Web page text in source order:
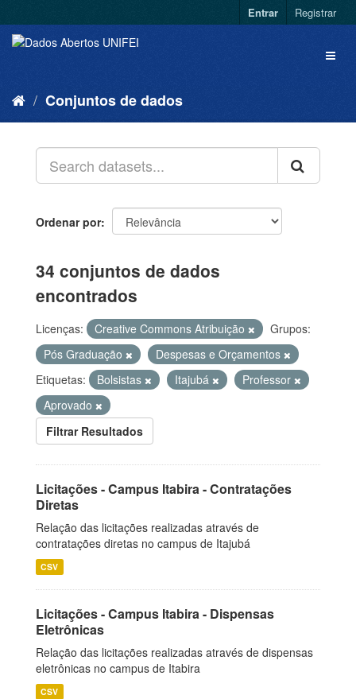
Entrar Registrar
Conjuntos de dados
Ordenar por
34 conjuntos de dados
encontrados
Licenças: Creative Commons Atribuição
Grupos:
Pós Graduação
Despesas e Orçamentos
Etiquetas:
Bolsistas Itajubá
Professor
Aprovado
Filtrar Resultados
Licitações - Campus Itabira - Contratações
Diretas
Relação das licitações realizadas através de
contratações diretas no campus de Itajubá
CSV
Licitações - Campus Itabira - Dispensas
Eletrônicas
Relação das licitações realizadas através de dispensas
eletrônicas no campus de Itabira
CSV